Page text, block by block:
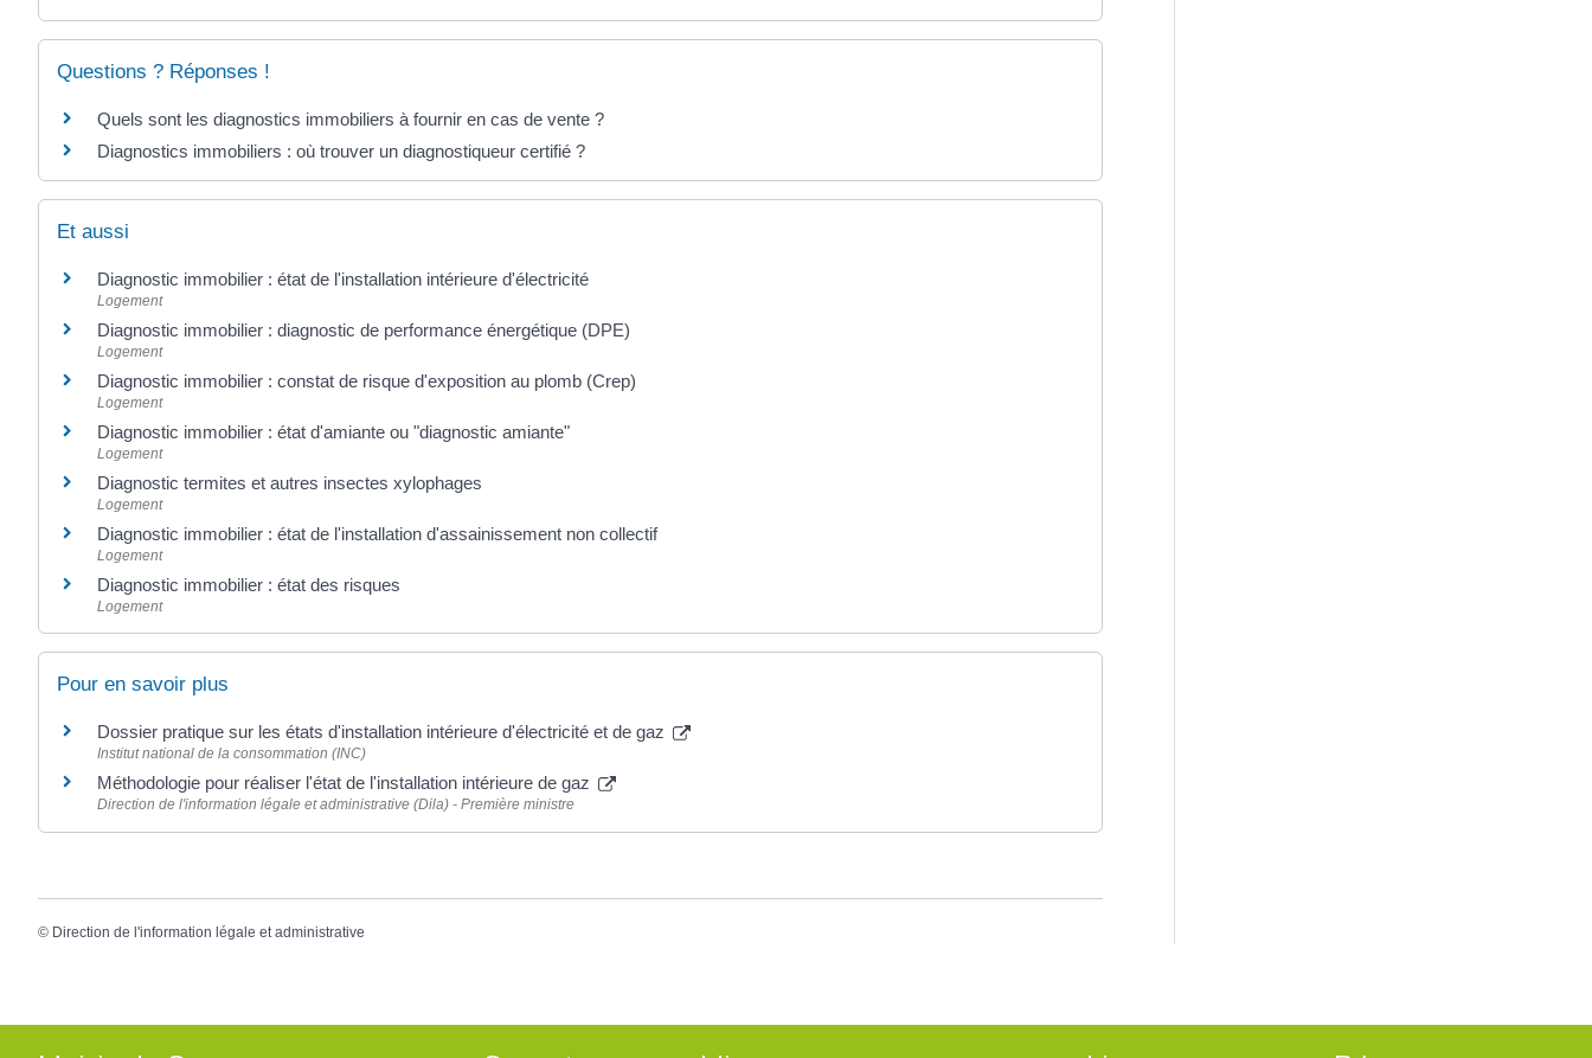
Questions ? Réponses !
Quels sont les diagnostics immobiliers à fournir en cas de vente ?
Diagnostics immobiliers : où trouver un diagnostiqueur certifié ?
Et aussi
Diagnostic immobilier : état de l'installation intérieure d'électricité
Logement
Diagnostic immobilier : diagnostic de performance énergétique (DPE)
Logement
Diagnostic immobilier : constat de risque d'exposition au plomb (Crep)
Logement
Diagnostic immobilier : état d'amiante ou "diagnostic amiante"
Logement
Diagnostic termites et autres insectes xylophages
Logement
Diagnostic immobilier : état de l'installation d'assainissement non collectif
Logement
Diagnostic immobilier : état des risques
Logement
Pour en savoir plus
Dossier pratique sur les états d'installation intérieure d'électricité et de gaz
Institut national de la consommation (INC)
Méthodologie pour réaliser l'état de l'installation intérieure de gaz
Direction de l'information légale et administrative (Dila) - Première ministre
© Direction de l'information légale et administrative